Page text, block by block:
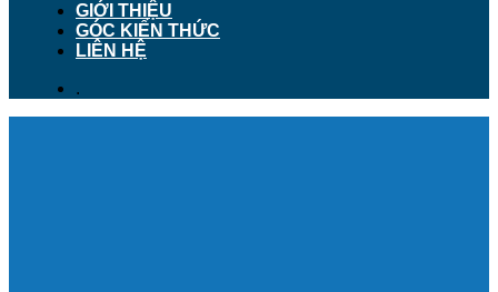
GIỚI THIỆU
GÓC KIẾN THỨC
LIÊN HỆ
.